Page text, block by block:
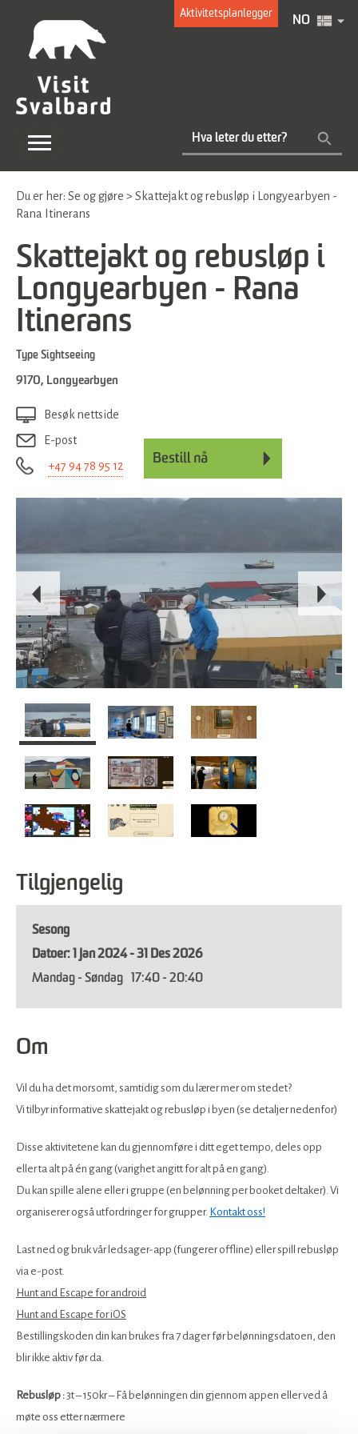
Aktivitetsplanlegger
NO
Du er her: Se og gjøre > Skattejakt og rebusløp i Longyearbyen -
Rana Itinerans
Skattejakt og rebusløp i
Longyearbyen - Rana
Itinerans
Type Sightseeing
9170, Longyearbyen
Besøk nettside
E-post
+47 94 78 95 12
Tilgjengelig
Sesong
1 Jan 2024 - 31 Des 2026
Mandag - Søndag
17:40 - 20:40
Om
Vil du ha det morsomt, samtidig som du lærer mer om stedet?
Vi tilbyr informative skattejakt og rebusløp i byen (se detaljer nedenfor)
Disse aktivitetene kan du gjennomføre i ditt eget tempo, deles opp
eller ta alt på én gang (varighet angitt for alt på en gang).
Du kan spille alene eller i gruppe (en belønning per booket deltaker). Vi
organiserer også utfordringer for grupper. Kontakt oss!
Last ned og bruk vår ledsager-app (fungerer offline) eller spill rebusløp
via e-post.
Hunt and Escape for android
Hunt and Escape for iOS
Bestillingskoden din kan brukes fra 7 dager før belønningsdatoen, den
blir ikke aktiv før da.
Rebusløp :3t – 150kr – Få belønningen din gjennom appen eller ved å
møte oss etter nærmere